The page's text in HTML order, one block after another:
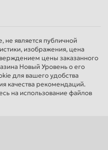
не является публичной
изображения, цена
цены заказанного
Новый Уровень о его
для вашего удобства
качества рекомендаций.
на использование файлов